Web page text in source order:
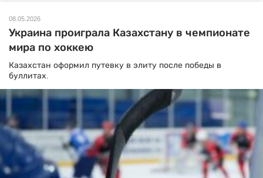
08.05.2026
Украина проиграла Казахстану в чемпионате
мира по хоккею
Казахстан оформил путевку в элиту после победы в
буллитах.